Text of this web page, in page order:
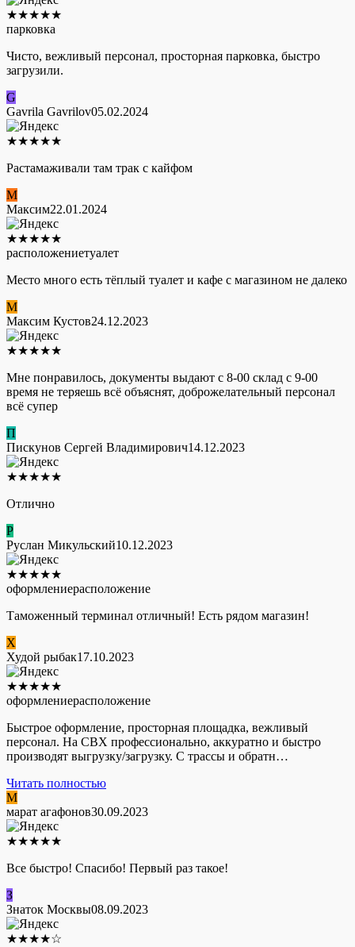
★★★★★
парковка
Чисто, вежливый персонал, просторная парковка, быстро
загрузили.
G
Gavrila Gavrilov05.02.2024
★★★★★
Растамаживали там трак с кайфом
М
Максим22.01.2024
★★★★★
расположениетуалет
Место много есть тёплый туалет и кафе с магазином не далеко
М
Максим Кустов24.12.2023
★★★★★
Мне понравилось, документы выдают с 8-00 склад с 9-00
время не теряешь всё объяснят, доброжелательный персонал
всё супер
П
Пискунов Сергей Владимирович14.12.2023
★★★★★
Отлично
Р
Руслан Микульский10.12.2023
★★★★★
оформлениерасположение
Таможенный терминал отличный! Есть рядом магазин!
Х
Худой рыбак17.10.2023
★★★★★
оформлениерасположение
Быстрое оформление, просторная площадка, вежливый
персонал. На СВХ профессионально, аккуратно и быстро
производят выгрузку/загрузку. С трассы и обратн…
Читать полностью
М
марат агафонов30.09.2023
★★★★★
Все быстро! Спасибо! Первый раз такое!
З
Знаток Москвы08.09.2023
★★★★☆